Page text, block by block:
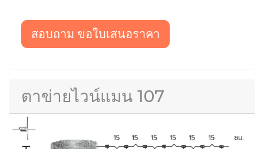
สอบถาม ขอใบเสนอราคา
ตาข่ายไวน์แมน 107